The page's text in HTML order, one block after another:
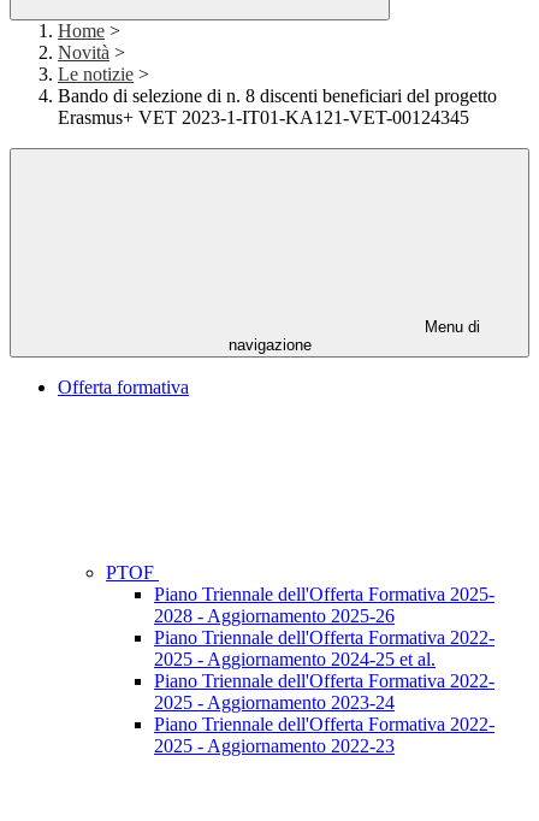
Home >
Novità >
Le notizie >
Bando di selezione di n. 8 discenti beneficiari del progetto
Erasmus+ VET 2023-1-IT01-KA121-VET-00124345
Menu di
navigazione
Offerta formativa
PTOF
Piano Triennale dell'Offerta Formativa 2025-
2028 - Aggiornamento 2025-26
Piano Triennale dell'Offerta Formativa 2022-
2025 - Aggiornamento 2024-25 et al.
Piano Triennale dell'Offerta Formativa 2022-
2025 - Aggiornamento 2023-24
Piano Triennale dell'Offerta Formativa 2022-
2025 - Aggiornamento 2022-23